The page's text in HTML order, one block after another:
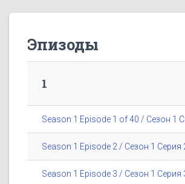
Эпизоды
1
Season 1 Episode 1 of 40 / Сезон 1
Season 1 Episode 2 / Сезон 1 Серия
Season 1 Episode 3 / Сезон 1 Серия